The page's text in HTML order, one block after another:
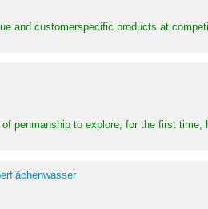
and customerspecific products at
penmanship to explore, for the first time,